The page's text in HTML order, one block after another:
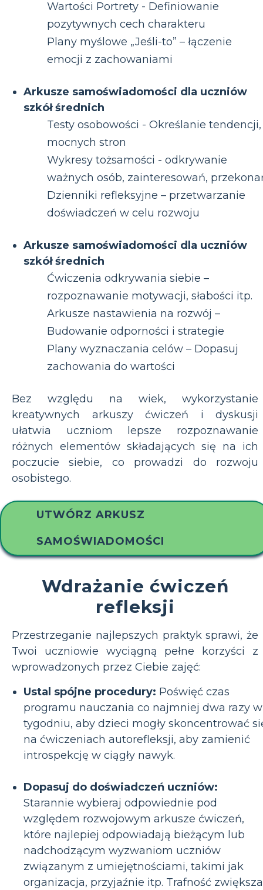
Wartości Portrety - Definiowanie
pozytywnych cech charakteru
Plany myślowe „Jeśli-to” – łączenie
emocji z zachowaniami
Arkusze samoświadomości dla uczniów
szkół średnich
Testy osobowości - Określanie tendencji,
mocnych stron
Wykresy tożsamości - odkrywanie
ważnych osób, zainteresowań,
Dzienniki refleksyjne – przetwarzanie
doświadczeń w celu rozwoju
Arkusze samoświadomości dla uczniów
szkół średnich
Ćwiczenia odkrywania siebie –
rozpoznawanie motywacji, słabości itp.
Arkusze nastawienia na rozwój –
Budowanie odporności i strategie
Plany wyznaczania celów – Dopasuj
zachowania do wartości
Bez względu na wiek, wykorzystanie
kreatywnych arkuszy ćwiczeń i dyskusji
ułatwia uczniom lepsze rozpoznawanie
różnych elementów składających się na ich
poczucie siebie, co prowadzi do rozwoju
osobistego.
UTWÓRZ ARKUSZ
SAMOŚWIADOMOŚCI
Wdrażanie ćwiczeń
refleksji
Przestrzeganie najlepszych praktyk sprawi, że
Twoi uczniowie wyciągną pełne korzyści z
wprowadzonych przez Ciebie zajęć:
Ustal spójne procedury: Poświęć czas
programu nauczania co najmniej dwa razy w
tygodniu, aby dzieci mogły skoncentrować
na ćwiczeniach autorefleksji, aby zamienić
introspekcję w ciągły nawyk.
Dopasuj do doświadczeń uczniów:
Starannie wybieraj odpowiednie pod
względem rozwojowym arkusze ćwiczeń,
które najlepiej odpowiadają bieżącym lub
nadchodzącym wyzwaniom uczniów
związanym z umiejętnościami, takimi jak
organizacja, przyjaźnie itp. Trafność zwiększa